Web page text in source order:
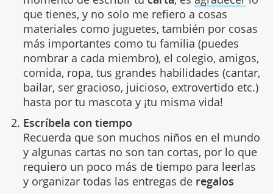
que tienes, y no solo me refiero a cosas
materiales como juguetes, también por cosas
más importantes como tu familia (puedes
nombrar a cada miembro), el colegio, amigos,
comida, ropa, tus grandes habilidades (cantar,
bailar, ser gracioso, juicioso, extrovertido etc.)
hasta por tu mascota y ¡tu misma vida!
Escríbela con tiempo
Recuerda que son muchos niños en el mundo
y algunas cartas no son tan cortas, por lo que
requiero un poco más de tiempo para leerlas
y organizar todas las entregas de regalos